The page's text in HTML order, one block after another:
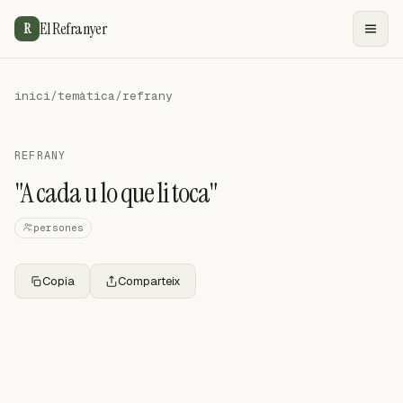
R El Refranyer
inici/temàtica/refrany
REFRANY
"A cada u lo que li toca"
persones
Copia Comparteix